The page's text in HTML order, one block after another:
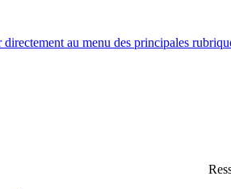
au menu des principales